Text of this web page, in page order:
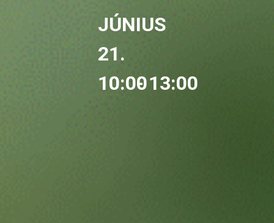
JÚNIUS
21.
10:00- 13:00